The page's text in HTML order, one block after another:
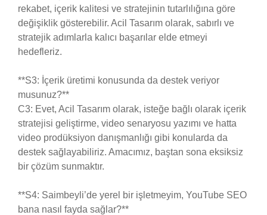
rekabet, içerik kalitesi ve stratejinin tutarlılığına göre
değişiklik gösterebilir. Acil Tasarım olarak, sabırlı ve
stratejik adımlarla kalıcı başarılar elde etmeyi
hedefleriz.
**S3: İçerik üretimi konusunda da destek veriyor
musunuz?**
C3: Evet, Acil Tasarım olarak, isteğe bağlı olarak içerik
stratejisi geliştirme, video senaryosu yazımı ve hatta
video prodüksiyon danışmanlığı gibi konularda da
destek sağlayabiliriz. Amacımız, baştan sona eksiksiz
bir çözüm sunmaktır.
**S4: Saimbeyli’de yerel bir işletmeyim, YouTube SEO
bana nasıl fayda sağlar?**